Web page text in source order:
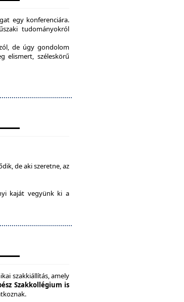
egy konferenciára.
tudományokról
de úgy gondolom
elismert, széleskörű
de aki szeretne, az
kaját vegyünk ki a
szakkiállítás, amely
Szakkollégium is